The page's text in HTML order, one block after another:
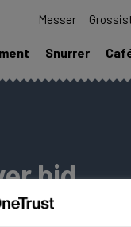
Messer
Snurrer
bid